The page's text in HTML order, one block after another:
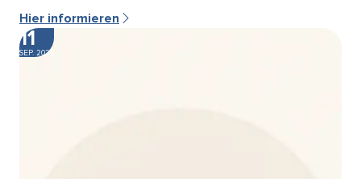
Hier informieren
11
SEP. 2026